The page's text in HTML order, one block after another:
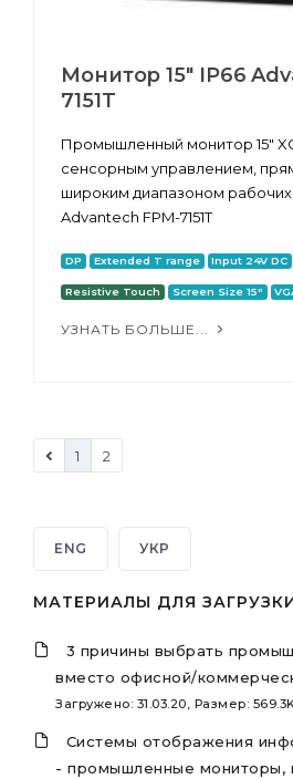
Монитор 15" IP66
7151T
Промышленный монитор 15"
сенсорным управлением,
широким диапазоном
Advantech FPM-7151T
DP Extended T range Input 24V DC
Resistive Touch Screen Size 15"
УЗНАТЬ БОЛЬШЕ...
1 2
ENG УКР
МАТЕРИАЛЫ ДЛЯ
3 причины выбрать
вместо офисной/
Загружено: 31.03.20, Размер:
Системы отображения
- промышленные мониторы,